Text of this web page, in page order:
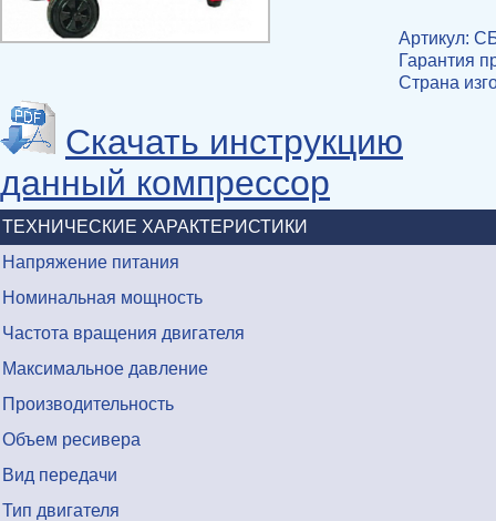
Артикул:
Гарантия
Страна
Скачать инструкцию
данный компрессор
ТЕХНИЧЕСКИЕ ХАРАКТЕРИСТИКИ
Напряжение питания
Номинальная мощность
Частота вращения двигателя
Максимальное давление
Производительность
Объем ресивера
Вид передачи
Тип двигателя